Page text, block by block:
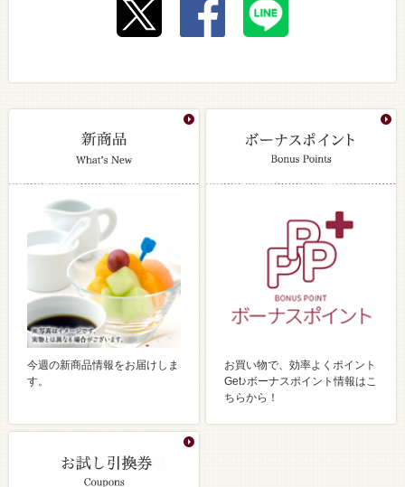
今週の新商品情報をお届けしま
す。
お買い物で、効率よくポイント
Get♪ボーナスポイント情報はこ
ちらから！